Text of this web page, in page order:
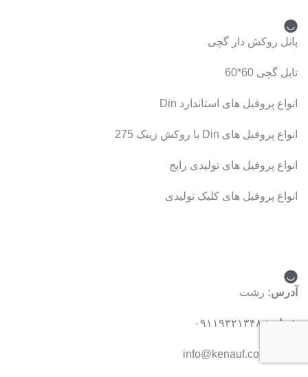
پانل روکش دار گچی
تایل گچی 60*60
انواع پروفیل های استاندارد Din
انواع پروفیل های Din با روکش زینک 275
انواع پروفیل های تولیدی رایج
انواع پروفیل های کلیک تولیدی
آدرس: رشت
شماره:۰۹۱۱۹۳۲۱۳۴۸
info@kenauf.com